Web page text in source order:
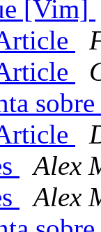
[Vim]
Alex
Alex